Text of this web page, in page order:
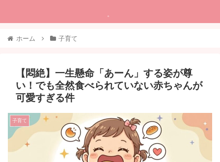
。
ホーム 子育て
【悶絶】一生懸命「あーん」する姿が尊
い！でも全然食べられていない赤ちゃんが
可愛すぎる件
子育て